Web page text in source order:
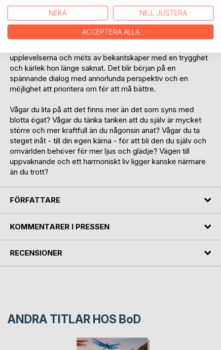
tillfrisknande. Hon tar sin tillflykt till skogen för att hitta lugn
och få ro i själen, men upptäcker också en annan
verklighet, med sådant hon för länge sedan glömt.
upplevelserna och möts av bekantskaper med en trygghet
och kärlek hon länge saknat. Det blir början på en
spännande dialog med annorlunda perspektiv och en
möjlighet att prioritera om för att må bättre.
Vågar du lita på att det finns mer än det som syns med
blotta ögat? Vågar du tänka tanken att du själv är mycket
större och mer kraftfull än du någonsin anat? Vågar du ta
steget inåt - till din egen kärna - för att bli den du själv och
omvärlden behöver för mer ljus och glädje? Vägen till
uppvaknande och ett harmoniskt liv ligger kanske närmare
än du trott?
FÖRFATTARE
KOMMENTARER I PRESSEN
RECENSIONER
ANDRA TITLAR HOS BoD
NEKA NEJ, JUSTERA
ACCEPTERA ALLA